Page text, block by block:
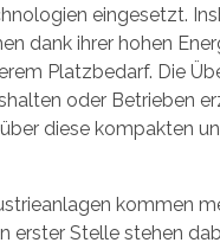
eingesetzt.
dank ihrer hohen
Platzbedarf. Die
oder Betrieben
diese kompakten
kommen
erster Stelle stehen